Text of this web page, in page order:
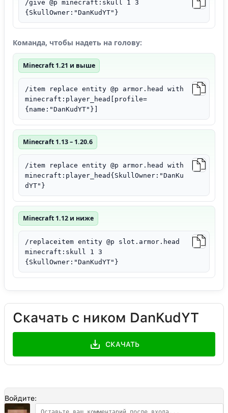
/give @p minecraft:skull 1 3
{SkullOwner:"DanKudYT"}
Команда, чтобы надеть на голову:
Minecraft 1.21 и выше
/item replace entity @p armor.head with
minecraft:player_head[profile=
{name:"DanKudYT"}]
Minecraft 1.13 – 1.20.6
/item replace entity @p armor.head with
minecraft:player_head{SkullOwner:"DanKu
dYT"}
Minecraft 1.12 и ниже
/replaceitem entity @p slot.armor.head
minecraft:skull 1 3
{SkullOwner:"DanKudYT"}
Скачать с ником DanKudYT
СКАЧАТЬ
Войдите: